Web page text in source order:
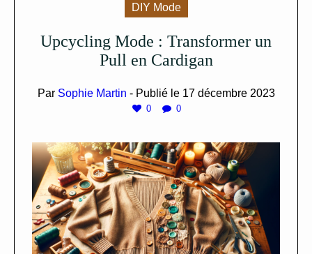
DIY Mode
Upcycling Mode : Transformer un
Pull en Cardigan
Par Sophie Martin - Publié le 17 décembre 2023
0 0